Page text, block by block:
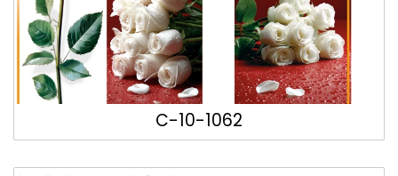
C-10-1062